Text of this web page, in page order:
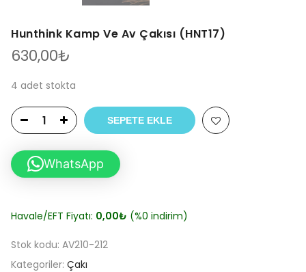
Hunthink Kamp Ve Av Çakısı (HNT17)
630,00₺
4 adet stokta
SEPETE EKLE
WhatsApp
Havale/EFT Fiyatı: 0,00₺ (%0 indirim)
Stok kodu: AV210-212
Kategoriler: Çakı